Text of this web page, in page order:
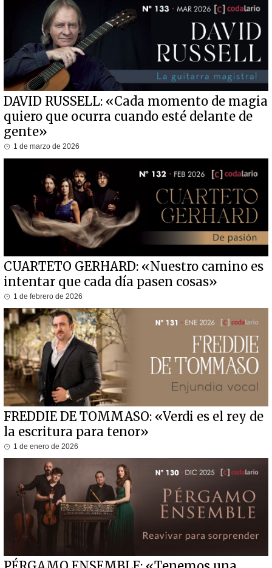
DAVID RUSSELL: «Cada momento de magia
quiero que ocurra cuando esté delante de
gente»
1 de marzo de 2026
CUARTETO GERHARD: «Nuestro camino es
intentar que cada día pasen cosas»
1 de febrero de 2026
FREDDIE DE TOMMASO: «Verdi es el rey de
la escritura para tenor»
1 de enero de 2026